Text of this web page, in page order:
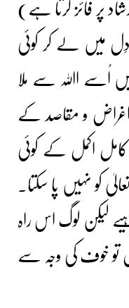
پر فائز کرتا ہے)
میں لے کر کوئی
اُسے اﷲ سے ملا
اغراض و مقاصد کے
اکمل کے کوئی
کو نہیں پا سکتا۔
لیکن لوگ اس راہ
تو خوف کی وجہ سے